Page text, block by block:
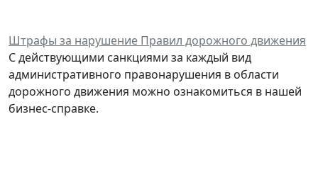
Штрафы за нарушение Правил дорожного движения
С действующими санкциями за каждый вид
административного правонарушения в области
дорожного движения можно ознакомиться в нашей
бизнес-справке.